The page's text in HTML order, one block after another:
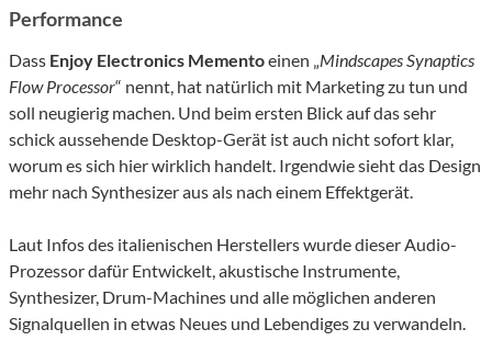
Performance
Dass Enjoy Electronics Mementoeinen „ Mindscapes Synaptics
Flow Processor“ nennt, hat natürlich mit Marketing zu tun und
soll neugierig machen. Und beim ersten Blick auf das sehr
schick aussehende Desktop-Gerät ist auch nicht sofort klar,
worum es sich hier wirklich handelt. Irgendwie sieht das Design
mehr nach Synthesizer aus als nach einem Effektgerät.
Laut Infos des italienischen Herstellers wurde dieser Audio-
Prozessor dafür Entwickelt, akustische Instrumente,
Synthesizer, Drum-Machines und alle möglichen anderen
Signalquellen in etwas Neues und Lebendiges zu verwandeln.